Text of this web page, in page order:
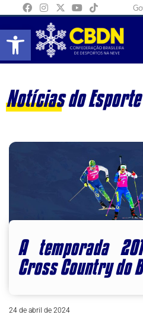
Abrir a barra
Notícias do Esporte
A temporada
Cross Country do
24 de abril de 2024